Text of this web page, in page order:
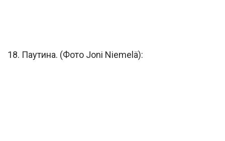
18. Паутина. (Фото Joni Niemelä):